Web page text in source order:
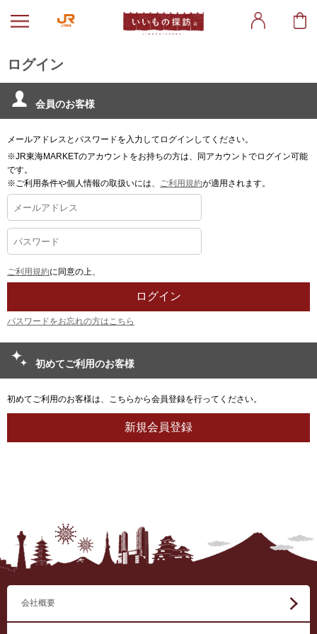
ログイン
会員のお客様
メールアドレスとパスワードを入力してログインしてください。
※JR東海MARKETのアカウントをお持ちの方は、同アカウントでログイン可能
です。
※ご利用条件や個人情報の取扱いには、 ご利用規約が適用されます。
ご利用規約に同意の上、
パスワードをお忘れの方はこちら
初めてご利用のお客様
初めてご利用のお客様は、こちらから会員登録を行ってください。
会社概要